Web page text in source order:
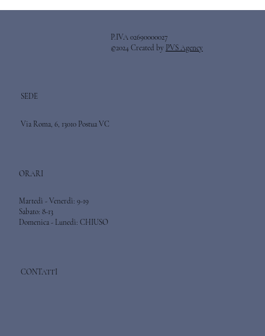
Via Roma, 6, 13010 Postua VC
ORARI
Martedì - Venerdì: 9-19
Sabato: 8-13
Domenica - Lunedì: CHIUSO
P.IVA 02690000027
©2024 Created by PVS Agency
SEDE
CONTATTI